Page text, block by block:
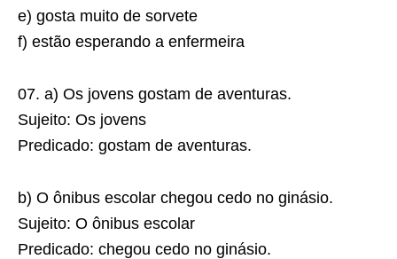
e) gosta muito de sorvete
f) estão esperando a enfermeira
07. a) Os jovens gostam de aventuras.
Sujeito: Os jovens
Predicado: gostam de aventuras.
b) O ônibus escolar chegou cedo no ginásio.
Sujeito: O ônibus escolar
Predicado: chegou cedo no ginásio.